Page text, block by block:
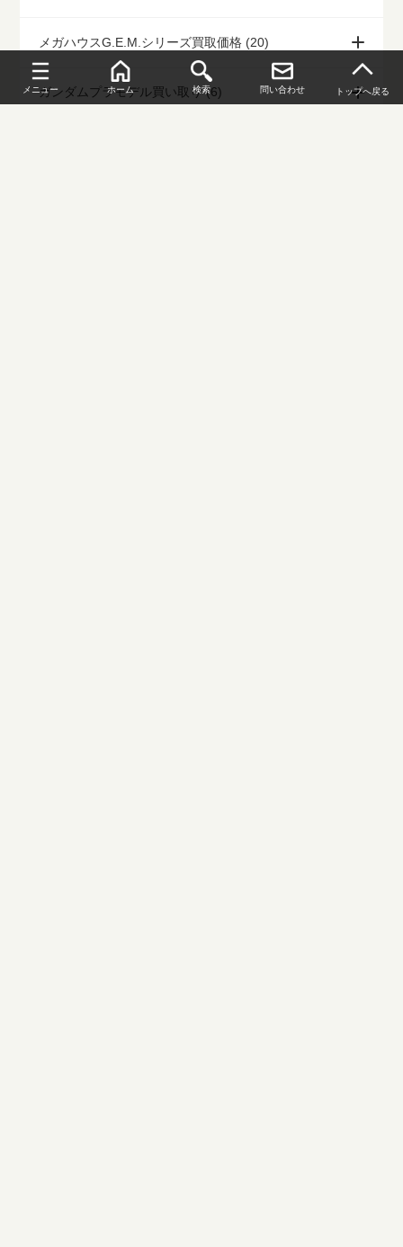
メガハウスG.E.M.シリーズ買取価格 (20)
ガンダムプラモデル買い取り (6)
メニュー ホーム 検索 問い合わせ トップへ戻る